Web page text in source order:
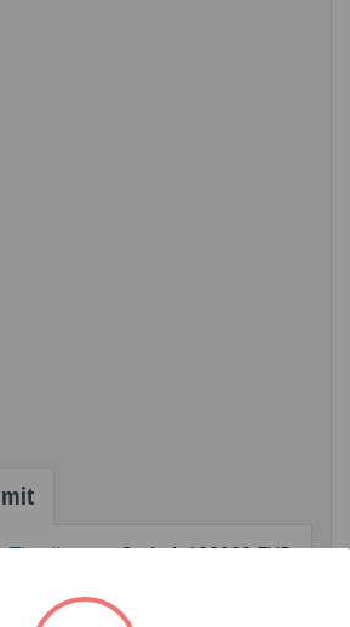
Tiranë
Çmimi:198000 EUR
tek Oxhaku shitet apartament 2+1